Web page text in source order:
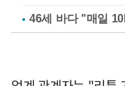
46세 바다 "매일